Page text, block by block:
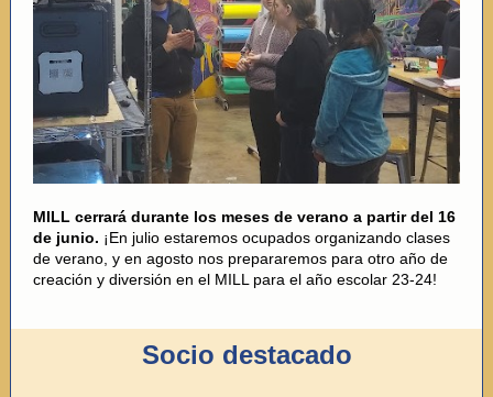
MILL cerrará durante los meses de verano a partir del 16
de junio. ¡En julio estaremos ocupados organizando clases
de verano, y en agosto nos prepararemos para otro año de
creación y diversión en el MILL para el año escolar 23-24!
Socio destacado